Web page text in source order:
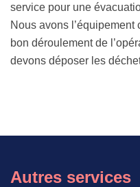
service pour une
Nous avons
bon déroulement de
devons déposer les
Autres services